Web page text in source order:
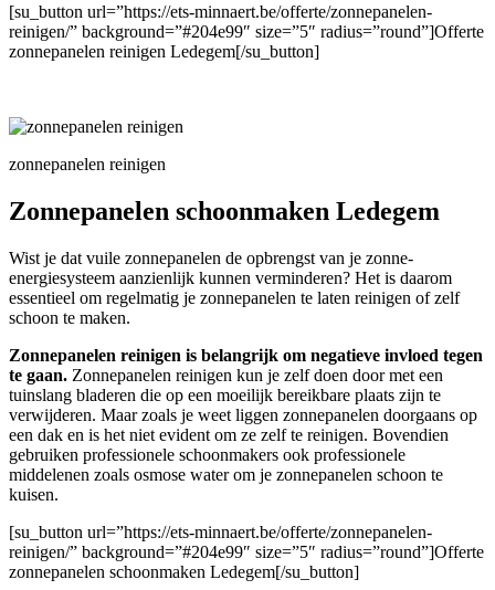
[su_button url=”https://ets-minnaert.be/offerte/zonnepanelen-
reinigen/” background=”#204e99″ size=”5″ radius=”round”]Offerte
zonnepanelen reinigen Ledegem[/su_button]
zonnepanelen reinigen
Zonnepanelen schoonmaken Ledegem
Wist je dat vuile zonnepanelen de opbrengst van je zonne-
energiesysteem aanzienlijk kunnen verminderen? Het is daarom
essentieel om regelmatig je zonnepanelen te laten reinigen of zelf
schoon te maken.
Zonnepanelen reinigen is belangrijk om negatieve invloed tegen
te gaan. Zonnepanelen reinigen kun je zelf doen door met een
tuinslang bladeren die op een moeilijk bereikbare plaats zijn te
verwijderen. Maar zoals je weet liggen zonnepanelen doorgaans op
een dak en is het niet evident om ze zelf te reinigen. Bovendien
gebruiken professionele schoonmakers ook professionele
middelenen zoals osmose water om je zonnepanelen schoon te
kuisen.
[su_button url=”https://ets-minnaert.be/offerte/zonnepanelen-
reinigen/” background=”#204e99″ size=”5″ radius=”round”]Offerte
zonnepanelen schoonmaken Ledegem[/su_button]